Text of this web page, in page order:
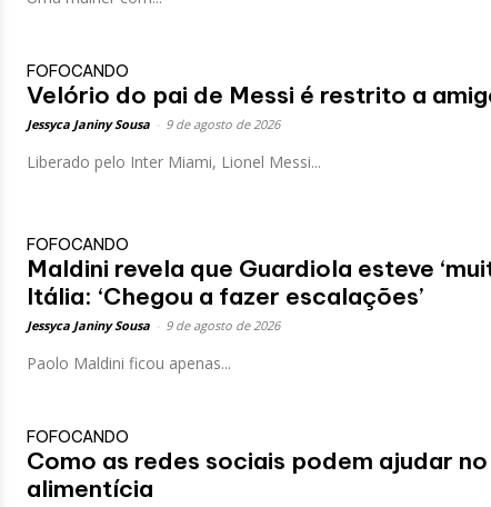
FOFOCANDO
Velório do pai de Messi é restrito a
Jessyca Janiny Sousa 9 de agosto de 2026
Liberado pelo Inter Miami, Lionel Messi...
FOFOCANDO
Maldini revela que Guardiola esteve
Itália: ‘Chegou a fazer escalações’
Jessyca Janiny Sousa 9 de agosto de 2026
Paolo Maldini ficou apenas...
FOFOCANDO
Como as redes sociais podem ajudar
alimentícia